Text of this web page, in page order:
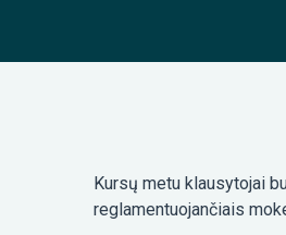
Kursų metu klausytojai
reglamentuojančiais